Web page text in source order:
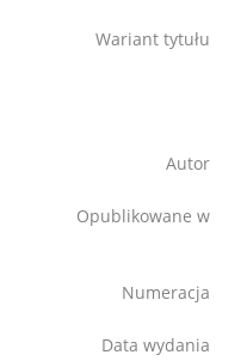
Wariant tytułu
Autor
Opublikowane w
Numeracja
Data wydania